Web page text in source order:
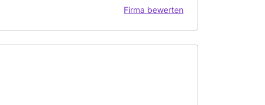
Firma bewerten